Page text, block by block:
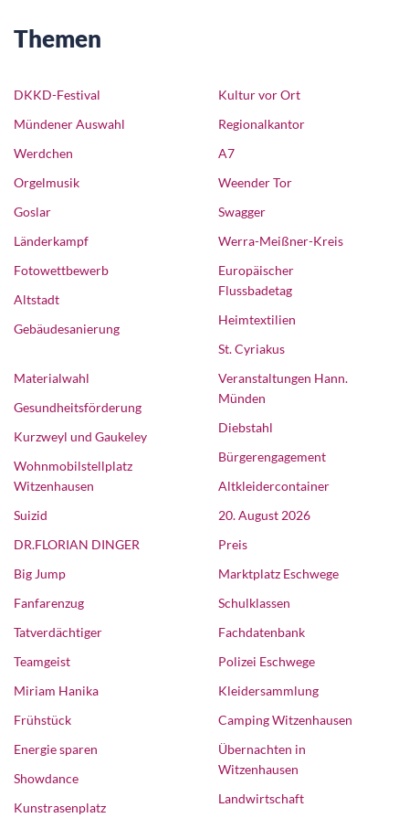
Themen
DKKD-Festival
Mündener Auswahl
Werdchen
Orgelmusik
Goslar
Länderkampf
Fotowettbewerb
Altstadt
Gebäudesanierung
Kultur vor Ort
Regionalkantor
A7
Weender Tor
Swagger
Werra-Meißner-Kreis
Europäischer
Flussbadetag
Heimtextilien
St. Cyriakus
Materialwahl
Gesundheitsförderung
Kurzweyl und Gaukeley
Wohnmobilstellplatz
Witzenhausen
Suizid
DR.FLORIAN DINGER
Big Jump
Fanfarenzug
Tatverdächtiger
Veranstaltungen Hann.
Münden
Diebstahl
Bürgerengagement
Altkleidercontainer
20. August 2026
Preis
Marktplatz Eschwege
Schulklassen
Fachdatenbank
Teamgeist
Miriam Hanika
Frühstück
Energie sparen
Showdance
Kunstrasenplatz
Polizei Eschwege
Kleidersammlung
Camping Witzenhausen
Übernachten in
Witzenhausen
Landwirtschaft